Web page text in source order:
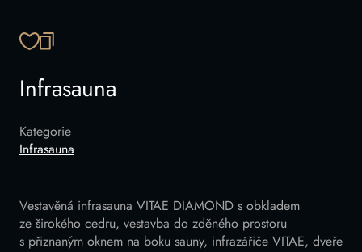
ZKOPÍROVAT ODKAZ
Infrasauna
Kategorie
Infrasauna
Vestavěná infrasauna VITAE DIAMOND s obkladem
ze širokého cedru, vestavba do zděného prostoru
s přiznaným oknem na boku sauny, infrazářiče VITAE, dveře